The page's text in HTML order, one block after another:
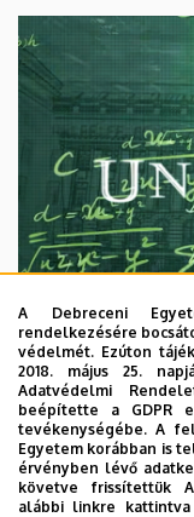
2026. augusztus
Univerzum:
titkos
A Debreceni
rendelkezésére
védelmét. Ezúton
2018. május 25.
Adatvédelmi
beépítette a GDPR
tevékenységébe. A
Egyetem korábban is
érvényben lévő
követve frissítettük
alábbi linkre